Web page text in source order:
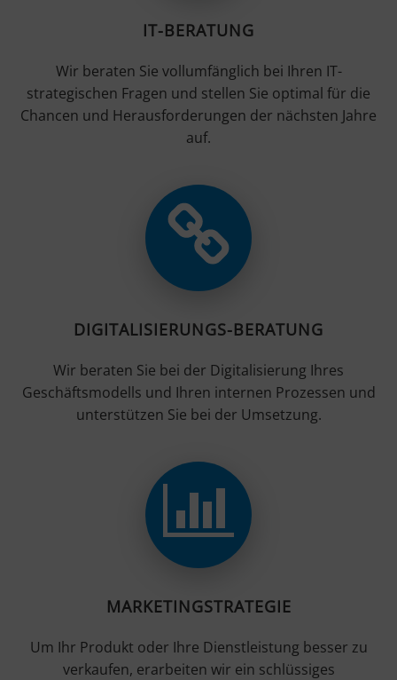
IT-BERATUNG
Wir beraten Sie vollumfänglich bei Ihren IT-
strategischen Fragen und stellen Sie optimal für die
Chancen und Herausforderungen der nächsten Jahre
auf.
DIGITALISIERUNGS-BERATUNG
Wir beraten Sie bei der Digitalisierung Ihres
Geschäftsmodells und Ihren internen Prozessen und
unterstützen Sie bei der Umsetzung.
MARKETINGSTRATEGIE
Um Ihr Produkt oder Ihre Dienstleistung besser zu
verkaufen, erarbeiten wir ein schlüssiges